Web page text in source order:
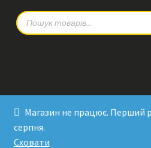
Магазин не працює. Перший
серпня.
Сховати
Products
search
Developed by